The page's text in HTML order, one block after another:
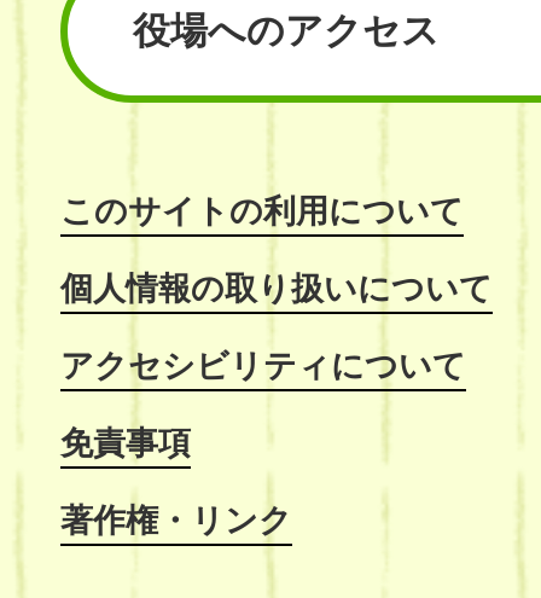
役場へのアクセス
このサイトの利用について
個人情報の取り扱いについて
アクセシビリティについて
免責事項
著作権・リンク